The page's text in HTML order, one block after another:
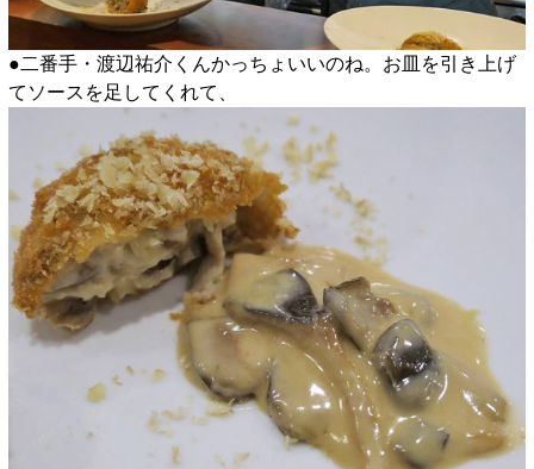
●二番手・渡辺祐介くんかっちょいいのね。お皿を引き上げ
てソースを足してくれて、